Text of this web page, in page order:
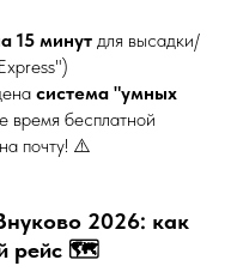
15 минут для высадки/
система "умных
время бесплатной
почту! ⚠️
2026: как
рейс 🗺️